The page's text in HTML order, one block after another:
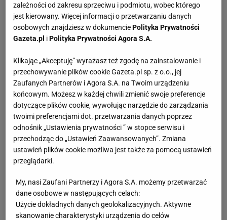
zależności od zakresu sprzeciwu i podmiotu, wobec którego
jest kierowany. Więcej informacji o przetwarzaniu danych
osobowych znajdziesz w dokumenciePolityka Prywatności
Gazeta.pl iPolityka Prywatności Agora S.A.
Klikając „Akceptuję” wyrażasz też zgodę na zainstalowanie i
przechowywanie plików cookie Gazeta.pl sp. z o.o., jej
Zaufanych Partnerów i Agora S.A. na Twoim urządzeniu
końcowym. Możesz w każdej chwili zmienić swoje preferencje
dotyczące plików cookie, wywołując narzędzie do zarządzania
twoimi preferencjami dot. przetwarzania danych poprzez
odnośnik „Ustawienia prywatności ” w stopce serwisu i
przechodząc do „Ustawień Zaawansowanych”. Zmiana
ustawień plików cookie możliwa jest także za pomocą ustawień
przeglądarki.
My, nasi Zaufani Partnerzy i Agora S.A. możemy przetwarzać
dane osobowe w następujących celach:
Użycie dokładnych danych geolokalizacyjnych. Aktywne
skanowanie charakterystyki urządzenia do celów